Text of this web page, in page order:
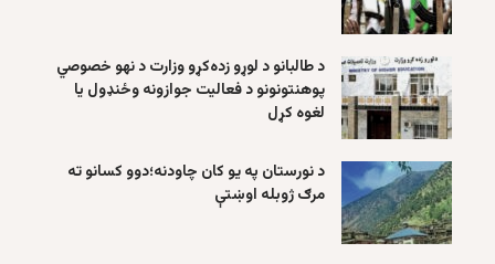
د طالبانو د لوړو زده‌کړو وزارت د نهو خصوصي
پوهنتونونو د فعالیت جوازونه وځنډول یا
لغوه کړل
د نورستان په یو کان چاودنه؛دوو کسانو ته
مرګ ژوبله اوښتې